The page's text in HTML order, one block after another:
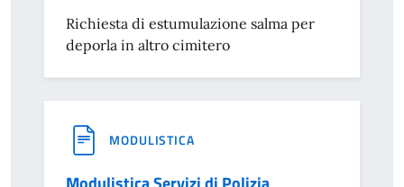
Richiesta di estumulazione salma per
deporla in altro cimitero
MODULISTICA